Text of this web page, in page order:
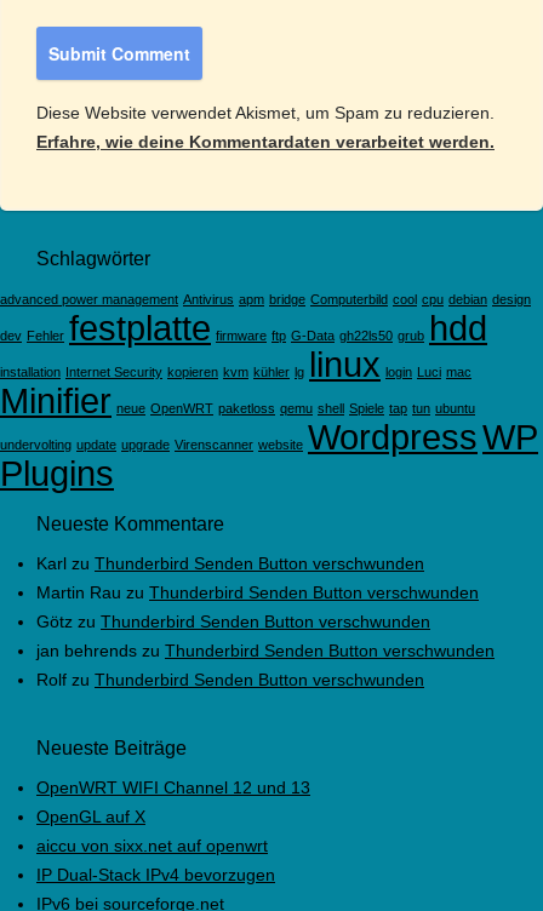
Diese Website verwendet Akismet, um Spam zu reduzieren.
Erfahre, wie deine Kommentardaten verarbeitet werden.
Schlagwörter
advanced power management Antivirus apm bridge Computerbild cool cpu debian design
dev Fehler festplatte firmware ftp G-Data gh22ls50 grub hdd
installation Internet Security kopieren kvm kühler lg linux login Luci mac
Minifier neue OpenWRT paketloss qemu shell Spiele tap tun ubuntu
undervolting update upgrade Virenscanner website WordpressWP
Plugins
Neueste Kommentare
Karl zu Thunderbird Senden Button verschwunden
Martin Rau zu Thunderbird Senden Button verschwunden
Götz zu Thunderbird Senden Button verschwunden
jan behrends zu Thunderbird Senden Button verschwunden
Rolf zu Thunderbird Senden Button verschwunden
Neueste Beiträge
OpenWRT WIFI Channel 12 und 13
OpenGL auf X
aiccu von sixx.net auf openwrt
IP Dual-Stack IPv4 bevorzugen
IPv6 bei sourceforge.net